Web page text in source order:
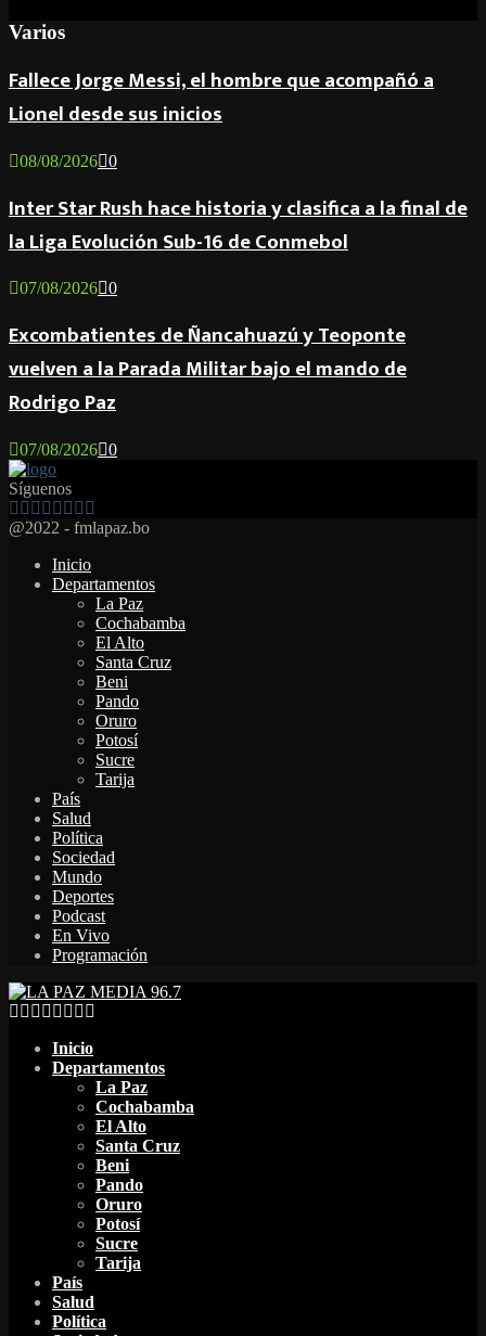
Varios
Fallece Jorge Messi, el hombre que acompañó a
Lionel desde sus inicios
08/08/2026 0
Inter Star Rush hace historia y clasifica a la final de
la Liga Evolución Sub-16 de Conmebol
07/08/2026 0
Excombatientes de Ñancahuazú y Teoponte
vuelven a la Parada Militar bajo el mando de
Rodrigo Paz
07/08/2026 0
Síguenos
Facebook
Twitter
Instagram
Youtube
Email
Twitch
Whatsapp
@2022 - fmlapaz.bo
Inicio
Departamentos
La Paz
Cochabamba
El Alto
Santa Cruz
Beni
Pando
Oruro
Potosí
Sucre
Tarija
País
Salud
Política
Sociedad
Mundo
Deportes
Podcast
En Vivo
Programación
Facebook
Twitter
Instagram
Youtube
Email
Twitch
Whatsapp
Inicio
Departamentos
La Paz
Cochabamba
El Alto
Santa Cruz
Beni
Pando
Oruro
Potosí
Sucre
Tarija
País
Salud
Política